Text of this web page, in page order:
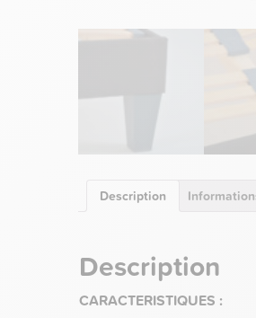
Description
Description
CARACTERISTIQUES :